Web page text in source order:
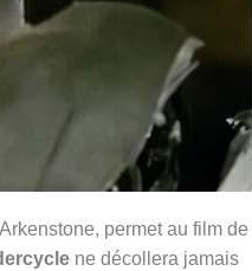
permet au film de
ne décollera jamais